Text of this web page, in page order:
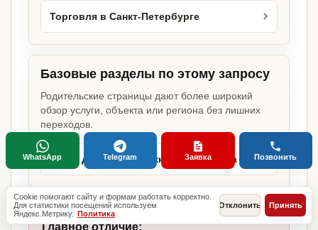
Торговля в Санкт-Петербурге
Базовые разделы по этому запросу
Родительские страницы дают более широкий
обзор услуги, объекта или региона без лишних
переходов.
Какие документы нужны для бизнеса
Главное отличие:
Cookie помогают сайту и формам работать корректно.
Для статистики посещений используем
Яндекс.Метрику. Политика
Отклонить Принять
WhatsApp Telegram Заявка Позвонить